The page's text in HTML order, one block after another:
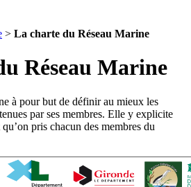
> La charte du Réseau Marine
à pour but de définir au mieux les
par ses membres. Elle y explicite
pris chacun des membres du